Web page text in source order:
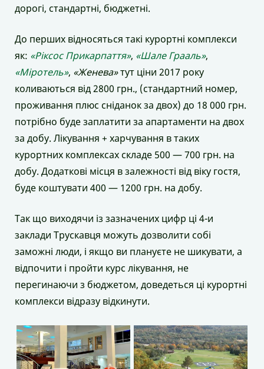
дорогі, стандартні, бюджетні.
До перших відносяться такі курортні комплекси
як: «Ріксос Прикарпаття», «Шале Грааль»,
«Міротель», «Женева»тут ціни 2017 року
коливаються вiд 2800 грн., (стандартний номер,
проживання плюс сніданок за двох) до 18 000 грн.
потрібно буде заплатити за апартаменти на двох
за добу. Лікування + харчування в таких
курортних комплексах складе 500 — 700 грн. на
добу. Додаткові місця в залежності від віку гостя,
буде коштувати 400 — 1200 грн. на добу.
Так що виходячи із зазначених цифр ці 4-и
заклади Трускавця можуть дозволити собі
заможні люди, і якщо ви плануєте не шикувати, а
відпочити і пройти курс лікування, не
перегинаючи з бюджетом, доведеться ці курортні
комплекси відразу відкинути.